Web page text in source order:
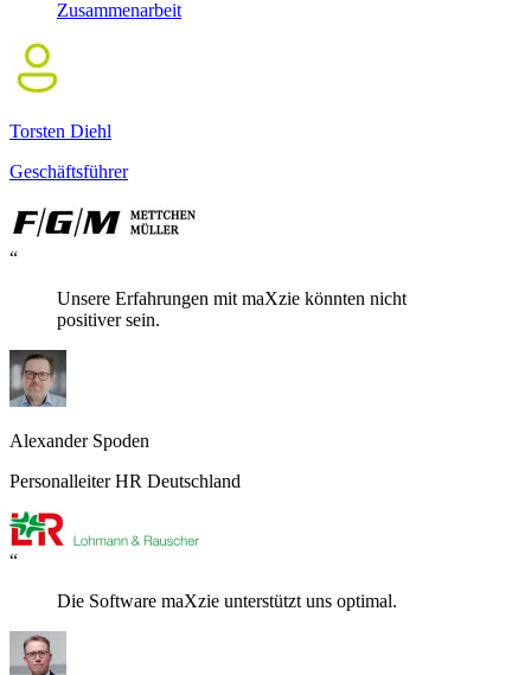
Zusammenarbeit
Torsten Diehl
Geschäftsführer
“
Unsere Erfahrungen mit maXzie könnten nicht
positiver sein.
Alexander Spoden
Personalleiter HR Deutschland
“
Die Software maXzie unterstützt uns optimal.